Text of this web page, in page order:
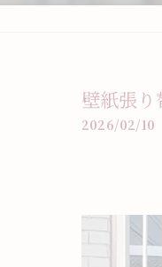
壁紙張り
2026/02/10